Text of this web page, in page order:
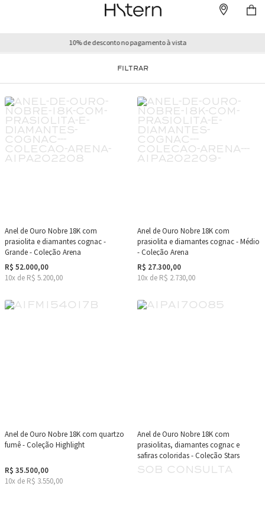
Prazo de entrega sujeito a confirmação
FILTRAR
Anel de Ouro Nobre 18K com
prasiolita e diamantes cognac -
Grande - Coleção Arena
R$ 52.000,00
10x de R$ 5.200,00
Anel de Ouro Nobre 18K com
prasiolita e diamantes cognac - Médio
- Coleção Arena
R$ 27.300,00
10x de R$ 2.730,00
Anel de Ouro Nobre 18K com quartzo
fumê - Coleção Highlight
R$ 35.500,00
10x de R$ 3.550,00
Anel de Ouro Nobre 18K com
prasiolitas, diamantes cognac e
safiras coloridas - Coleção Stars
sob consulta